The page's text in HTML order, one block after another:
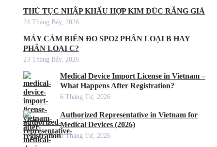
THỦ TỤC NHẬP KHẨU HỢP KIM ĐÚC RĂNG GIẢ
24 Tháng Bảy, 2026
MÁY CẢM BIẾN ĐO SPO2 PHÂN LOẠI B HAY
PHÂN LOẠI C?
23 Tháng Bảy, 2026
Medical Device Import License in Vietnam –
What Happens After Registration?
6 Tháng Tư, 2026
Authorized Representative in Vietnam for
Medical Devices (2026)
6 Tháng Tư, 2026